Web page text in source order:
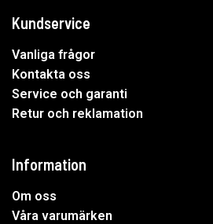
Kundservice
Vanliga frågor
Kontakta oss
Service och garanti
Retur och reklamation
Information
Om oss
Våra varumärken